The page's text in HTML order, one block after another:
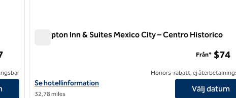
Hampton Inn & Suites Mexico City – Centro Historico
Visa hotelldetaljer för Hampton Inn & Suites Mexico City – Centro
Se hotellinformation
32,78 miles
Från* $74
Honors-rabatt, ej
Välj datum